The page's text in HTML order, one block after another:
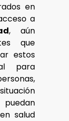
en
a
, aún
que
estos
para
salud